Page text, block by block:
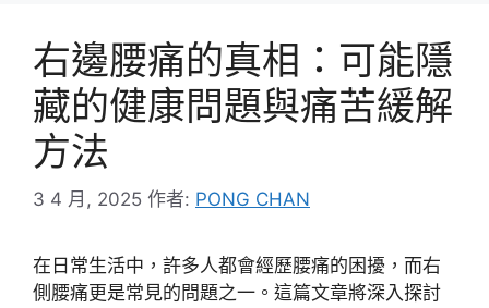
右邊腰痛的真相：可能隱
藏的健康問題與痛苦緩解
方法
3 4 月, 2025 作者: PONG CHAN
在日常生活中，許多人都會經歷腰痛的困擾，而右
側腰痛更是常見的問題之一。這篇文章將深入探討